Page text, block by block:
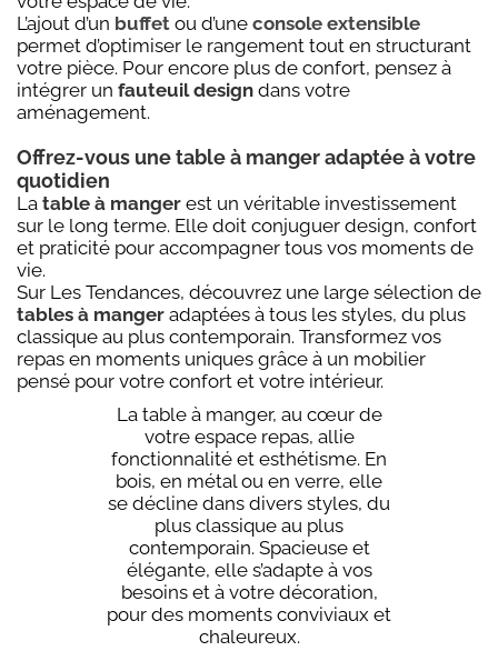
La table à manger, au cœur de
votre espace repas, allie
fonctionnalité et esthétisme. En
bois, en métal ou en verre, elle
se décline dans divers styles, du
plus classique au plus
contemporain. Spacieuse et
élégante, elle s’adapte à vos
besoins et à votre décoration,
pour des moments conviviaux et
chaleureux.
L’ajout d’un buffet ou d’une console extensible
permet d’optimiser le rangement tout en structurant
votre pièce. Pour encore plus de confort, pensez à
intégrer un fauteuil design dans votre
aménagement.
Offrez-vous une table à manger adaptée à votre
quotidien
La table à manger est un véritable investissement
sur le long terme. Elle doit conjuguer design, confort
et praticité pour accompagner tous vos moments de
vie.
Sur Les Tendances, découvrez une large sélection de
tables à manger adaptées à tous les styles, du plus
classique au plus contemporain. Transformez vos
repas en moments uniques grâce à un mobilier
pensé pour votre confort et votre intérieur.